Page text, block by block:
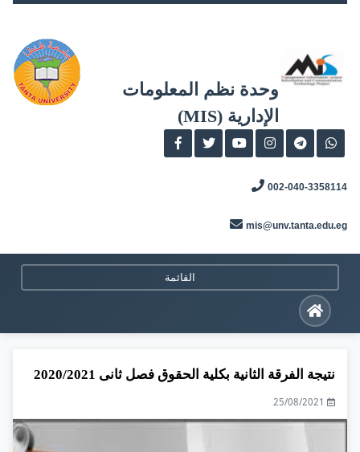
وحدة نظم المعلومات
الإدارية (MIS)
002-040-3358114
mis@unv.tanta.edu.eg
القائمة
نتيجة الفرقة الثانية بكلية الحقوق فصل ثانى 2020/2021
25/08/2021